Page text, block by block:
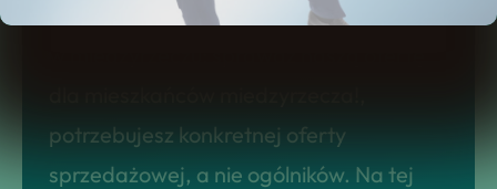
Jeśli rozważasz upadłość konsumencka
potrzebujesz konkretnej oferty
sprzedażowej, a nie ogólników. Na tej